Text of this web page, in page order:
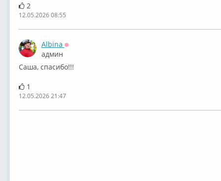
2
12.05.2026 08:55
Albina
Оффлайн
админ
Саша, спасибо!!!
1
12.05.2026 21:47